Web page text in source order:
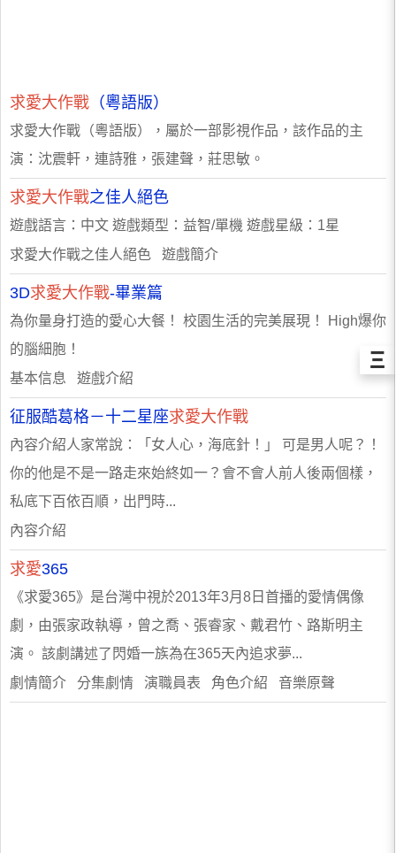
求愛大作戰 （粵語版）
求愛大作戰（粵語版），屬於一部影視作品，該作品的主
演：沈震軒，連詩雅，張建聲，莊思敏。
求愛大作戰之佳人絕色
遊戲語言：中文 遊戲類型：益智/單機 遊戲星級：1星
求愛大作戰之佳人絕色 遊戲簡介
3D求愛大作戰-畢業篇
為你量身打造的愛心大餐！ 校園生活的完美展現！ High爆你
的腦細胞！
基本信息 遊戲介紹
征服酷葛格－十二星座求愛大作戰
內容介紹人家常說：「女人心，海底針！」 可是男人呢？！
你的他是不是一路走來始終如一？會不會人前人後兩個樣，
私底下百依百順，出門時...
內容介紹
求愛365
《求愛365》是台灣中視於2013年3月8日首播的愛情偶像
劇，由張家政執導，曾之喬、張睿家、戴君竹、路斯明主
演。 該劇講述了閃婚一族為在365天內追求夢...
劇情簡介 分集劇情 演職員表 角色介紹 音樂原聲
Ξ